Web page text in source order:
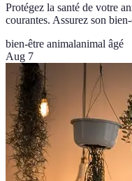
Protégez la santé de votre
courantes. Assurez son
bien-être animalanimal âgé
Aug 7